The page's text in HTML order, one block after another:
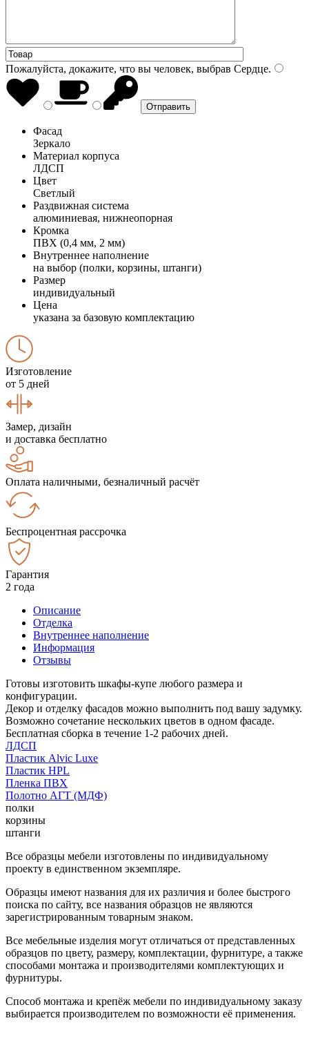
Пожалуйста, докажите, что вы человек, выбрав Сердце.
Фасад
Зеркало
Материал корпуса
ЛДСП
Цвет
Светлый
Раздвижная система
алюминиевая, нижнеопорная
Кромка
ПВХ (0,4 мм, 2 мм)
Внутреннее наполнение
на выбор (полки, корзины, штанги)
Размер
индивидуальный
Цена
указана за базовую комплектацию
Изготовление
от 5 дней
Замер, дизайн
и доставка бесплатно
Оплата наличными, безналичный расчёт
Беспроцентная рассрочка
Гарантия
2 года
Описание
Отделка
Внутреннее наполнение
Информация
Отзывы
Готовы изготовить шкафы-купе любого размера и
конфигурации.
Декор и отделку фасадов можно выполнить под вашу задумку.
Возможно сочетание нескольких цветов в одном фасаде.
Бесплатная сборка в течение 1-2 рабочих дней.
ЛДСП
Пластик Alvic Luxe
Пластик HPL
Пленка ПВХ
Полотно АГТ (МДФ)
полки
корзины
штанги
Все образцы мебели изготовлены по индивидуальному
проекту в единственном экземпляре.
Образцы имеют названия для их различия и более быстрого
поиска по сайту, все названия образцов не являются
зарегистрированным товарным знаком.
Все мебельные изделия могут отличаться от представленных
образцов по цвету, размеру, комплектации, фурнитуре, а также
способами монтажа и производителями комплектующих и
фурнитуры.
Способ монтажа и крепёж мебели по индивидуальному заказу
выбирается производителем по возможности её применения.